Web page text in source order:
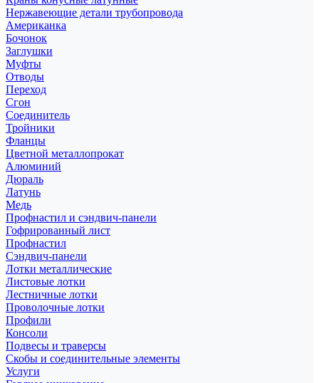
Нержавеющие детали трубопровода
Американка
Бочонок
Заглушки
Муфты
Отводы
Переход
Сгон
Соединитель
Тройники
Фланцы
Цветной металлопрокат
Алюминий
Дюраль
Латунь
Медь
Профнастил и сэндвич-панели
Гофрированный лист
Профнастил
Сэндвич-панели
Лотки металлические
Листовые лотки
Лестничные лотки
Проволочные лотки
Профили
Консоли
Подвесы и траверсы
Скобы и соединительные элементы
Услуги